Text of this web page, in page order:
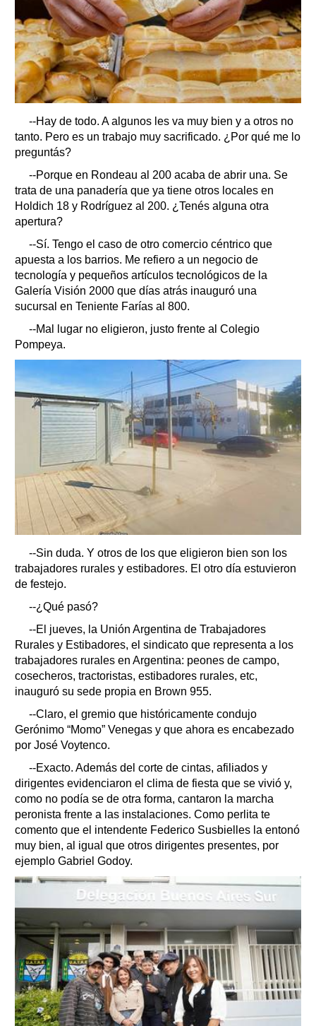
--Hay de todo. A algunos les va muy bien y a otros no
tanto. Pero es un trabajo muy sacrificado. ¿Por qué me lo
preguntás?
--Porque en Rondeau al 200 acaba de abrir una. Se
trata de una panadería que ya tiene otros locales en
Holdich 18 y Rodríguez al 200. ¿Tenés alguna otra
apertura?
--Sí. Tengo el caso de otro comercio céntrico que
apuesta a los barrios. Me refiero a un negocio de
tecnología y pequeños artículos tecnológicos de la
Galería Visión 2000 que días atrás inauguró una
sucursal en Teniente Farías al 800.
--Mal lugar no eligieron, justo frente al Colegio
Pompeya.
--Sin duda. Y otros de los que eligieron bien son los
trabajadores rurales y estibadores. El otro día estuvieron
de festejo.
--¿Qué pasó?
--El jueves, la Unión Argentina de Trabajadores
Rurales y Estibadores, el sindicato que representa a los
trabajadores rurales en Argentina: peones de campo,
cosecheros, tractoristas, estibadores rurales, etc,
inauguró su sede propia en Brown 955.
--Claro, el gremio que históricamente condujo
Gerónimo “Momo” Venegas y que ahora es encabezado
por José Voytenco.
--Exacto. Además del corte de cintas, afiliados y
dirigentes evidenciaron el clima de fiesta que se vivió y,
como no podía se de otra forma, cantaron la marcha
peronista frente a las instalaciones. Como perlita te
comento que el intendente Federico Susbielles la entonó
muy bien, al igual que otros dirigentes presentes, por
ejemplo Gabriel Godoy.